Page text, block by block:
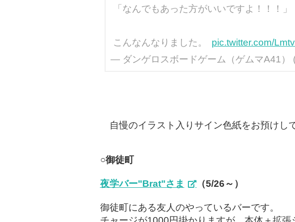
「なんでもあった方がいいですよ！！！」
こんなんなりました。
pic.twitter.com/
— ダンゲロスボードゲーム（ゲムマA41）
自慢のイラスト入りサイン色紙をお預けし
○御徒町
夜学バー"Brat"さま （5/26～）
御徒町にある友人のやっているバーです。